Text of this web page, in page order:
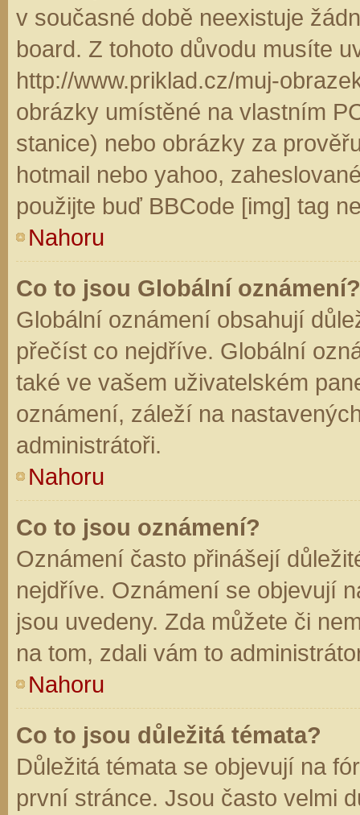
v současné době neexistuje
board. Z tohoto důvodu musíte
http://www.priklad.cz/muj-
obrázky umístěné na vlastním
stanice) nebo obrázky za
hotmail nebo yahoo,
použijte buď BBCode [img] tag
Nahoru
Co to jsou Globální oznámení?
Globální oznámení obsahují
přečíst co nejdříve. Globální
také ve vašem uživatelském
oznámení, záleží na
administrátoři.
Nahoru
Co to jsou oznámení?
Oznámení často přinášejí
nejdříve. Oznámení se objevují
jsou uvedeny. Zda můžete či
na tom, zdali vám to
Nahoru
Co to jsou důležitá témata?
Důležitá témata se objevují na
první stránce. Jsou často velmi